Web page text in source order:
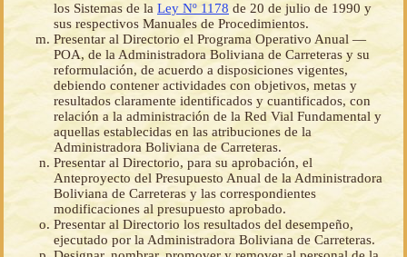
los Sistemas de la Ley Nº 1178 de 20 de julio de 1990 y
sus respectivos Manuales de Procedimientos.
Presentar al Directorio el Programa Operativo Anual —
POA, de la Administradora Boliviana de Carreteras y su
reformulación, de acuerdo a disposiciones vigentes,
debiendo contener actividades con objetivos, metas y
resultados claramente identificados y cuantificados, con
relación a la administración de la Red Vial Fundamental y
aquellas establecidas en las atribuciones de la
Administradora Boliviana de Carreteras.
Presentar al Directorio, para su aprobación, el
Anteproyecto del Presupuesto Anual de la Administradora
Boliviana de Carreteras y las correspondientes
modificaciones al presupuesto aprobado.
Presentar al Directorio los resultados del desempeño,
ejecutado por la Administradora Boliviana de Carreteras.